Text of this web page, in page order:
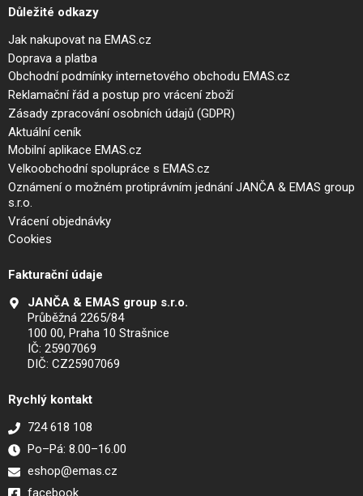
Důležité odkazy
Jak nakupovat na EMAS.cz
Doprava a platba
Obchodní podmínky internetového obchodu EMAS.cz
Reklamační řád a postup pro vrácení zboží
Zásady zpracování osobních údajů (GDPR)
Aktuální ceník
Mobilní aplikace EMAS.cz
Velkoobchodní spolupráce s EMAS.cz
Oznámení o možném protiprávním jednání JANČA & EMAS group
s.r.o.
Vrácení objednávky
Cookies
Fakturační údaje
JANČA & EMAS group s.r.o.
Průběžná 2265/84
100 00, Praha 10 Strašnice
IČ: 25907069
DIČ: CZ25907069
Rychlý kontakt
724 618 108
Po–Pá: 8.00–16.00
eshop@emas.cz
facebook